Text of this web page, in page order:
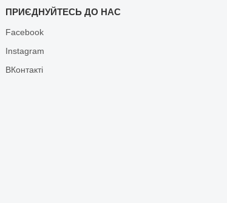
ПРИЄДНУЙТЕСЬ ДО НАС
Facebook
Instagram
ВКонтакті